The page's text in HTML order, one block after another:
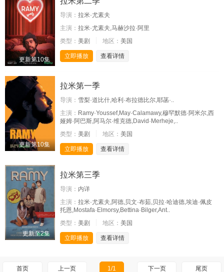
更新第10集
导演： 拉米·尤素夫
主演： 拉米·尤素夫,马赫沙拉·阿里
类型： 美剧 地区： 美国
立即播放 查看详情
更新第10集
拉米第一季
导演： 雪梨·道比什,哈利·布拉德比尔,耶菡·..
主演： Ramy·Youssef,May·Calamawy,穆罕默德·阿米尔,西
娅姆·阿巴斯,阿马尔·维克德,David·Merheje,..
类型： 美剧 地区： 美国
立即播放 查看详情
更新至2集
拉米第三季
导演： 内详
主演： 拉米·尤素夫,阿德,贝文·布茹,贝拉·哈迪德,埃迪·佩皮
托恩,Mostafa·Elmorsy,Bettina·Bilger,Ant..
类型： 美剧 地区： 美国
立即播放 查看详情
首页 上一页 1/1 下一页 尾页